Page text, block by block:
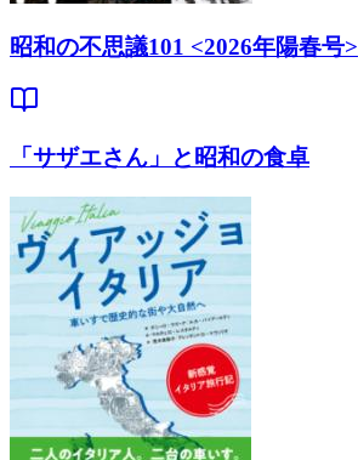
昭和の不思議101 <2026年陽春号>
「サザエさん」と昭和の食卓